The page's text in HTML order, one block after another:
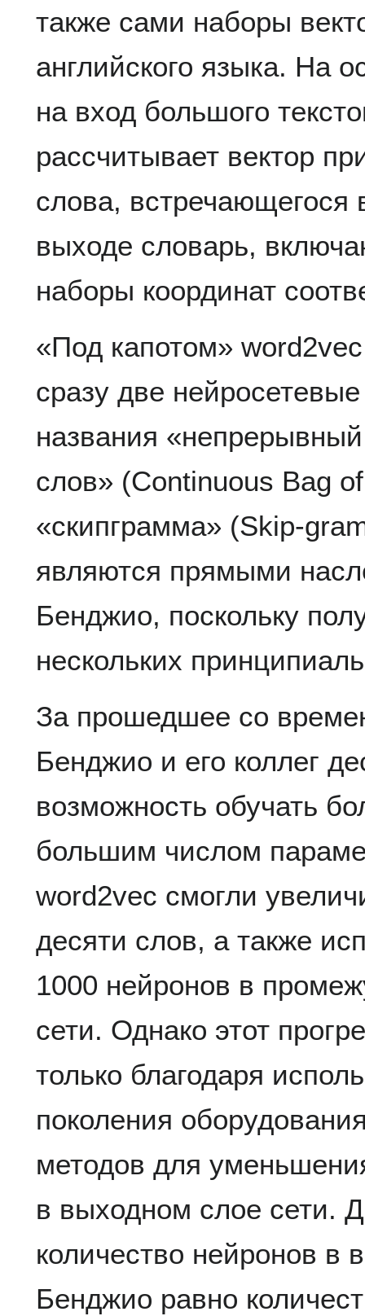
также сами наборы
английского языка. На
на вход большого
рассчитывает вектор
слова, встречающегося
выходе словарь,
наборы координат
«Под капотом»
сразу две
названия
слов» (Continuous Bag
«скипграмма» (Skip-
являются прямыми
Бенджио, поскольку
нескольких
За прошедшее со
Бенджио и его коллег
возможность обучать
большим числом
word2vec смогли
десяти слов, а также
1000 нейронов в
сети. Однако этот
только благодаря
поколения
методов для
в выходном слое сети.
количество нейронов в
Бенджио равно